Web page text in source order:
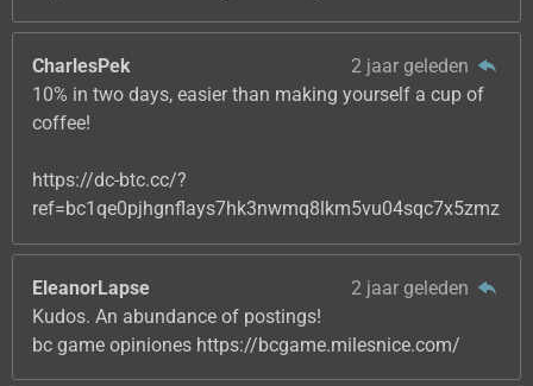
CharlesPek
2 jaar geleden
10% in two days, easier than making yourself a cup of
coffee!
https://dc-btc.cc/?
ref=bc1qe0pjhgnflays7hk3nwmq8lkm5vu04sqc7x5zmz
EleanorLapse
2 jaar geleden
Kudos. An abundance of postings!
bc game opiniones https://bcgame.milesnice.com/